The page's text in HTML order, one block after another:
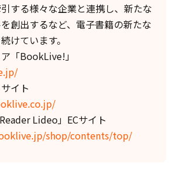
する様々な企業と連携し、新たな
創出するなど、電子書籍の新たな
けています。
ア「BookLive!」
トサイト
Lideo」ECサイト
shop/contents/top/